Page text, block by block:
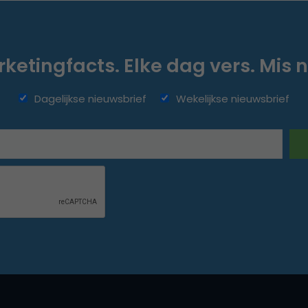
Elke dag vers. Mis
Dagelijkse nieuwsbrief Wekelijkse nieuwsbrief